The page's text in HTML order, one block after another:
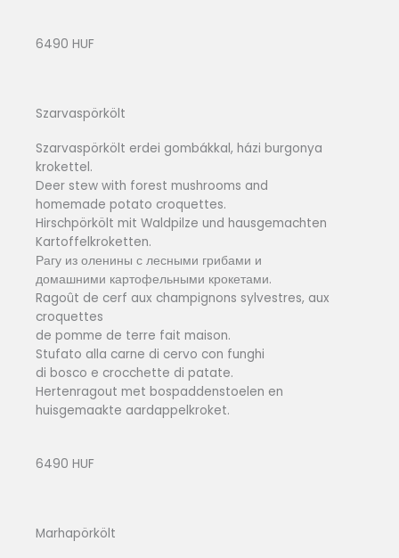
6490 HUF
Szarvaspörkölt
Szarvaspörkölt erdei gombákkal, házi burgonya
krokettel.
Deer stew with forest mushrooms and
homemade potato croquettes.
Hirschpörkölt mit Waldpilze und hausgemachten
Kartoffelkroketten.
Рагу из оленины с лесными грибами и
домашними картофельными крокетами.
Ragoût de cerf aux champignons sylvestres, aux
croquettes
de pomme de terre fait maison.
Stufato alla carne di cervo con funghi
di bosco e crocchette di patate.
Hertenragout met bospaddenstoelen en
huisgemaakte aardappelkroket.
6490 HUF
Marhapörkölt